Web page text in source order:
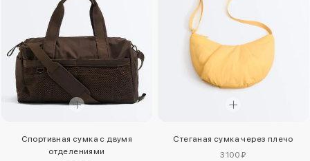
Спортивная сумка с двумя
отделениями
Стеганая сумка через плечо
3100 ₽